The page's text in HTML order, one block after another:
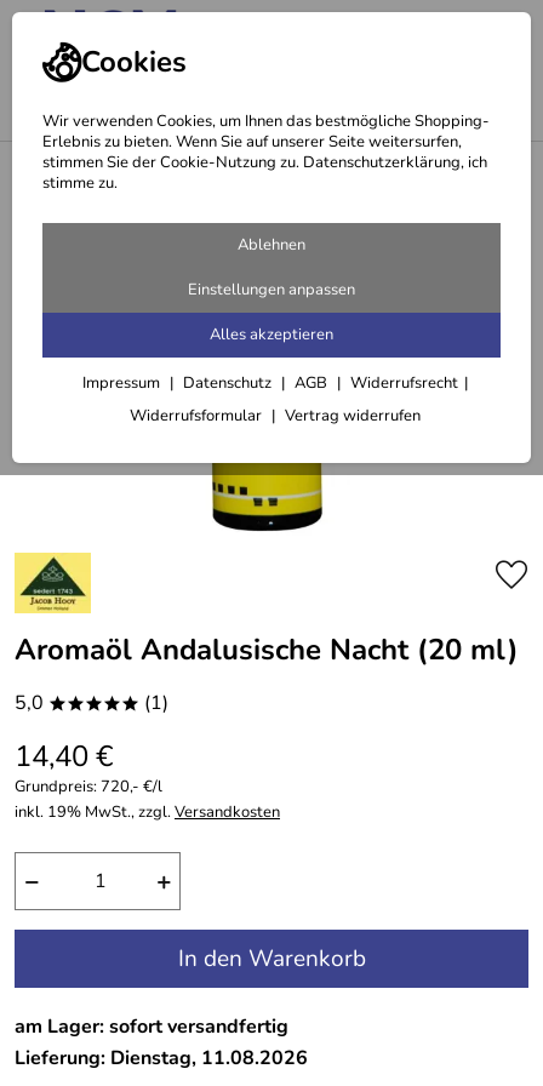
Cookies
Wir verwenden Cookies, um Ihnen das bestmögliche Shopping-
Erlebnis zu bieten. Wenn Sie auf unserer Seite weitersurfen,
stimmen Sie der Cookie-Nutzung zu. Datenschutzerklärung, ich
stimme zu.
Ablehnen
Einstellungen anpassen
Alles akzeptieren
Impressum Datenschutz AGB
Widerrufsrecht
Widerrufsformular
Vertrag widerrufen
Ätherische Öle
Aromaöl Andalusische Nacht (20 ml)
5,0 ***** (1)
14,40 €
Grundpreis:720,- €/l
inkl. 19% MwSt., zzgl.Versandkosten
− +
In den Warenkorb
am Lager: sofort versandfertig
Lieferung: Dienstag, 11.08.2026